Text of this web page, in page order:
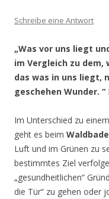
Schreibe eine Antwort
„Was vor uns liegt
im Vergleich zu dem,
das was in uns liegt,
geschehen Wunder. “
Im Unterschied zu
geht es beim
Luft und im Grünen zu
bestimmtes Ziel
„gesundheitlichen“
die Tür“ zu gehen oder